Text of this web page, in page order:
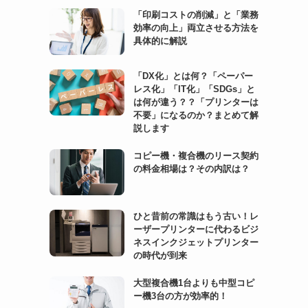
「印刷コストの削減」と「業務
効率の向上」両立させる方法を
具体的に解説
「DX化」とは何？「ペーパー
レス化」「IT化」「SDGs」と
は何が違う？？「プリンターは
不要」になるのか？まとめて解
説します
コピー機・複合機のリース契約
の料金相場は？その内訳は？
ひと昔前の常識はもう古い！レ
ーザープリンターに代わるビジ
ネスインクジェットプリンター
の時代が到来
大型複合機1台よりも中型コピ
ー機3台の方が効率的！